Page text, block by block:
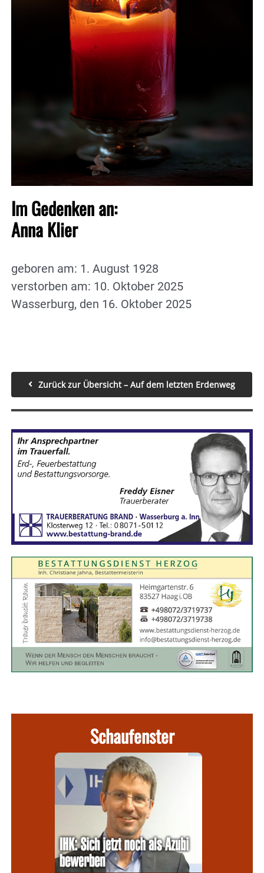
Im Gedenken an:
Anna Klier
geboren am: 1. August 1928
verstorben am: 10. Oktober 2025
Wasserburg, den 16. Oktober 2025
Zurück zur Übersicht – Auf dem letzten Erdenweg
Schaufenster